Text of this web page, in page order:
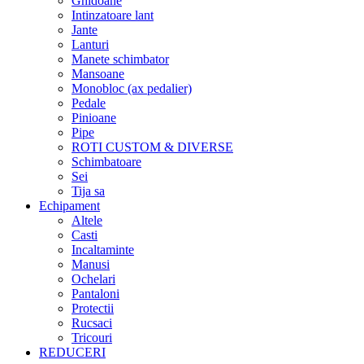
Intinzatoare lant
Jante
Lanturi
Manete schimbator
Mansoane
Monobloc (ax pedalier)
Pedale
Pinioane
Pipe
ROTI CUSTOM & DIVERSE
Schimbatoare
Sei
Tija sa
Echipament
Altele
Casti
Incaltaminte
Manusi
Ochelari
Pantaloni
Protectii
Rucsaci
Tricouri
REDUCERI